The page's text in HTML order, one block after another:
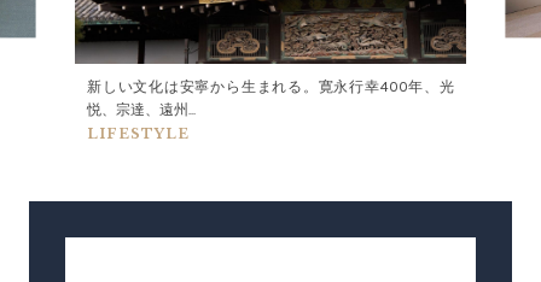
新しい文化は安寧から生まれる。寛永行幸400年、光
悦、宗達、遠州...
LIFESTYLE